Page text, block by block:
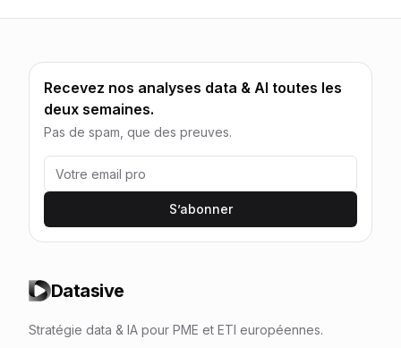
Recevez nos analyses data & AI toutes les
deux semaines.
Pas de spam, que des preuves.
S’abonner
Datasive
Stratégie data & IA pour PME et ETI européennes.